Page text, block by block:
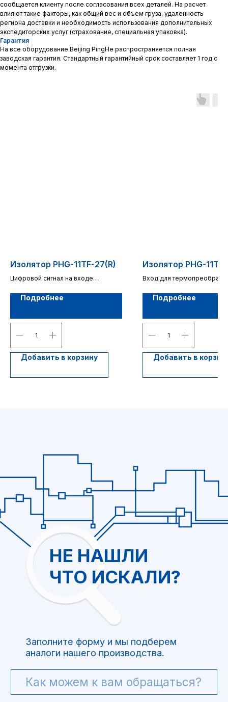
сообщается клиенту после согласования всех деталей. На расчет
влияют такие факторы, как общий вес и объем груза, удаленность
региона доставки и необходимость использования дополнительных
экспедиторских услуг (страхование, специальная упаковка).
Гарантия
На все оборудование Beijing PingHe распространяется полная
заводская гарантия. Стандартный гарантийный срок составляет 1 год с
момента отгрузки.
Изолятор PHG-11TF-27(R)
Цифровой сигнал на входе
Подробнее
Добавить в корзину
Изолятор PHG-11TZ-
Вход для
1 канал
Подробнее
Добавить в
+7
Я ознакомился и согласен с
политикой обработки персональных
данных
Отправить
Заполните форму и мы подберем
аналоги нашего производства.
+7(499)754-79-39
ООО “Интелис” является официальным
партнером BJPingHe на территории РФ.